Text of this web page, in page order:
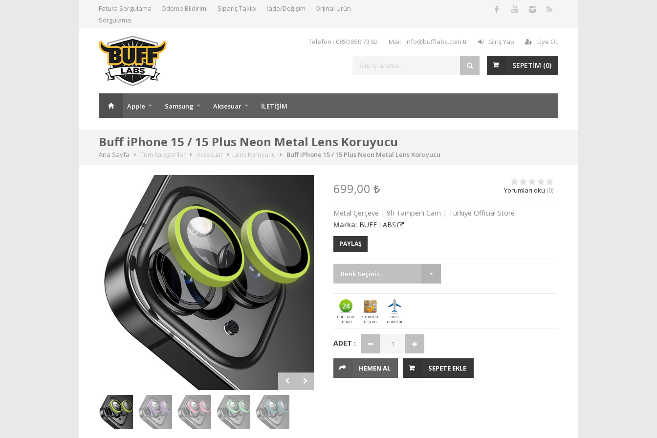
Fatura Sorgulama Ödeme Bildirimi Sipariş Takibi İade/Değişim
Orjinal Ürün
Sorgulama
Telefon : 0850 850 73 82 Mail : info@bufflabs.com.tr Giriş Yap Üye OL
SEPETİM (0)
Apple Samsung Aksesuar İLETİŞİM
Buff iPhone 15 / 15 Plus Neon Metal Lens Koruyucu
Ana Sayfa Tüm Kategoriler Aksesuar Lens Koruyucu Buff iPhone 15 / 15 Plus Neon Metal Lens Koruyucu
699,00 Yorumları oku (0)
Metal Çerçeve | 9h Tamperli Cam | Türkiye Official Store
Marka: BUFF LABS
PAYLAŞ
Renk Seçiniz..
ADET :
HEMEN AL SEPETE EKLE